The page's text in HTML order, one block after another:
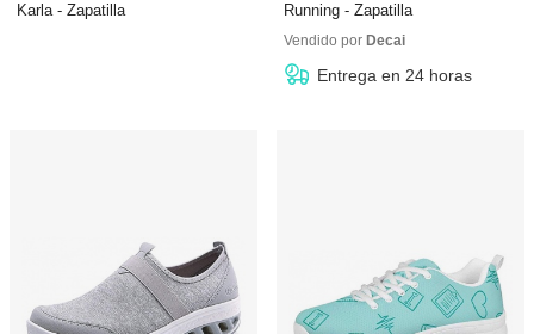
Karla - Zapatilla
Running - Zapatilla
21,99 €
Vendido por Decai
Entrega en 24 horas